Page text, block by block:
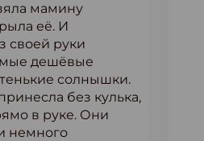
мамину
её. И
своей руки
дешёвые
солнышки.
без кулька,
в руке. Они
немного